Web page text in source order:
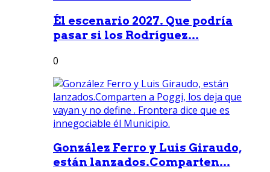
Él escenario 2027. Que podría
pasar si los Rodríguez...
0
González Ferro y Luis Giraudo,
están lanzados.Comparten...